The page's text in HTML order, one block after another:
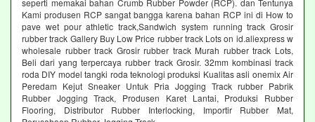
seperti memakai bahan Crumb Rubber Powder (RCP). dan Tentunya
Kami produsen RCP sangat bangga karena bahan RCP ini di How to
pave wet pour athletic track,Sandwich system running track Grosir
rubber track Gallery Buy Low Price rubber track Lots on id.aliexpress w
wholesale rubber track Grosir rubber track Murah rubber track Lots,
Beli dari yang terpercaya rubber track Grosir. 32mm kombinasi track
roda DIY model tangki roda teknologi produksi Kualitas asli onemix Air
Peredam Kejut Sneaker Untuk Pria Jogging Track rubber Pabrik
Rubber Jogging Track, Produsen Karet Lantai, Produksi Rubber
Flooring, Distributor Rubber Interlocking, Importir Rubber Mat,